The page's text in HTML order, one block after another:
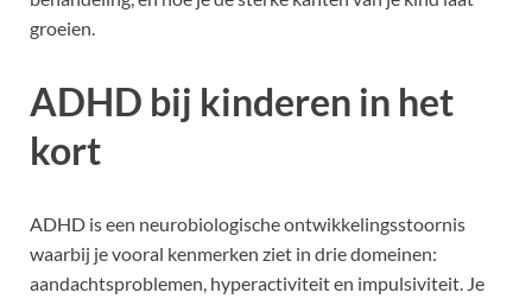
groeien.
ADHD bij kinderen in het
kort
ADHD is een neurobiologische ontwikkelingsstoornis
waarbij je vooral kenmerken ziet in drie domeinen:
aandachtsproblemen, hyperactiviteit en impulsiviteit. Je